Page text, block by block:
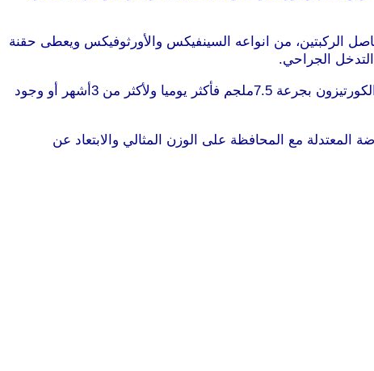
الركبتين، من انواعه السينفيكس والأورثوفيكس ويعطى حقنة
ويوصف الكالسيوم وفيتامين دال للمرضى المستخدمين للكورتيزون ويضاف دواء الفوسامكس إذا احتاج المريض استخدام علاج الكورتيزون بجرعة 7.5ملجم فأكثر يوميا ولأكثر من 3أشهر أو وجود
المعتدلة مع المحافظة على الوزن المثالي والابتعاد عن